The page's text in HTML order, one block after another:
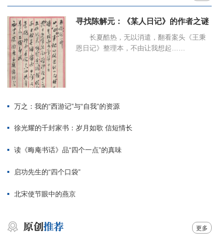
寻找陈解元：《某人日记》的作者之谜
长夏酷热，无以消遣，翻看案头《王秉
恩日记》整理本，不由让我想起……
万之：我的“西游记”与“自我”的资源
徐光耀的千封家书：岁月如歌 信短情长
读《晦庵书话》品“四个一点”的真味
启功先生的“四个口袋”
北宋使节眼中的燕京
更多